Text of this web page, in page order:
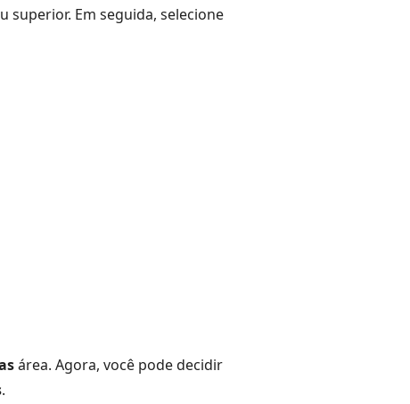
superior. Em seguida, selecione
área. Agora, você pode decidir
.